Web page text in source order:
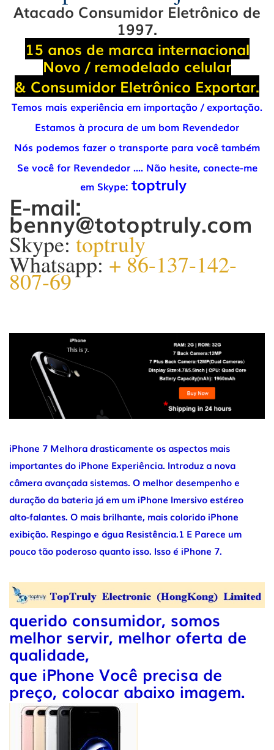
Atacado Consumidor Eletrônico de
1997.
15 anos de marca internacional
Novo / remodelado celular
& Consumidor Eletrônico Exportar.
Temos mais experiência em importação / exportação.
Estamos à procura de um bom Revendedor
Nós podemos fazer o transporte para você também
Se você for Revendedor .... Não hesite, conecte-me
em Skype: toptruly
E-mail:
benny@totoptruly.com
Skype:toptruly
Whatsapp: + 86-137-142-
807-69
iPhone 7 Melhora drasticamente os aspectos mais
importantes do iPhone Experiência. Introduz a nova
câmera avançada sistemas. O melhor desempenho e
duração da bateria já em um iPhone Imersivo estéreo
alto-falantes. O mais brilhante, mais colorido iPhone
exibição. Respingo e água Resistência.1 E Parece um
pouco tão poderoso quanto isso. Isso é iPhone 7.
querido consumidor, somos
melhor servir, melhor oferta de
qualidade,
que iPhone Você precisa de
preço, colocar abaixo imagem.